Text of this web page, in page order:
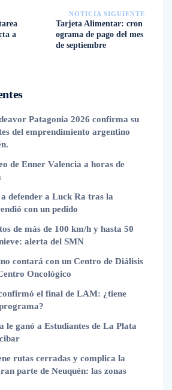
a
NOTICIA SIGUIENTE
Tarjeta Alimentar: cron
ograma de pago del mes
de septiembre
Patagonia 2026 confirma su
del emprendimiento argentino
de Enner Valencia a horas de
defender a Luck Ra tras la
con un pedido
de más de 100 km/h y hasta 50
alerta del SMN
contará con un Centro de Diálisis
Oncológico
el final de LAM: ¿tiene
le ganó a Estudiantes de La Plata
rutas cerradas y complica la
parte de Neuquén: las zonas